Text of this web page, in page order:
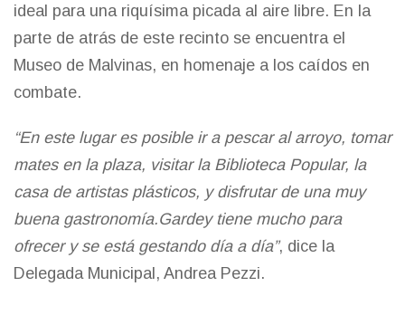
ideal para una riquísima picada al aire libre. En la
parte de atrás de este recinto se encuentra el
Museo de Malvinas, en homenaje a los caídos en
combate.
“En este lugar es posible ir a pescar al arroyo, tomar
mates en la plaza, visitar la Biblioteca Popular, la
casa de artistas plásticos, y disfrutar de una muy
buena gastronomía.Gardey tiene mucho para
ofrecer y se está gestando día a día”, dice la
Delegada Municipal, Andrea Pezzi.